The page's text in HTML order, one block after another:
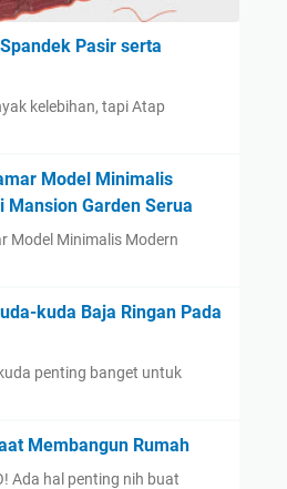
Pasir serta
kelebihan, tapi Atap
Model Minimalis
Mansion Garden Serua
Model Minimalis Modern
kuda Baja Ringan Pada
penting banget untuk
Membangun Rumah
Ada hal penting nih buat